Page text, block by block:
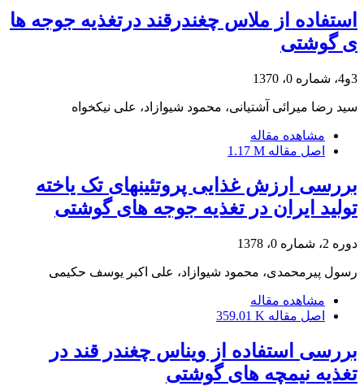
استفاده از ملاس چغندرقند درتغذیه جوجه ها
ی گوشتی
3و4، شماره 0، 1370
سید رضا میرائی آشتیانی، محمود شیوازاد، علی نیکخواه
مشاهده مقاله
اصل مقاله 1.17 M
بررسی ارزش غذایی پروتئینهای تک یاخته
تولید ایران در تغذیه جوجه های گوشتی
دوره 2، شماره 0، 1378
رسول پیرمحمدی، محمود شیوازاد، علی اکبر یوسف حکیمی
مشاهده مقاله
اصل مقاله 359.01 K
بررسی استفاده از ویناس چغندر قند در
تغذیه نیمچه های گوشتی